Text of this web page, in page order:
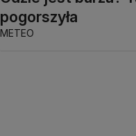
pogorszyła
METEO